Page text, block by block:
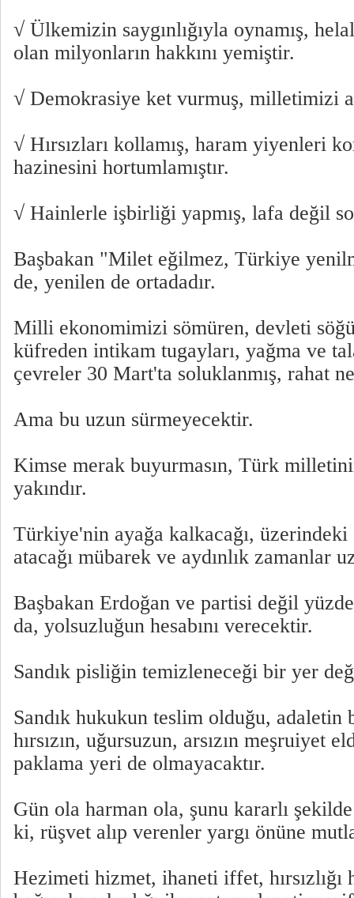
√ Ülkemizin saygınlığıyla oynamış,
olan milyonların hakkını yemiştir.
√ Demokrasiye ket vurmuş, milletimizi
√ Hırsızları kollamış, haram yiyenleri
hazinesini hortumlamıştır.
√ Hainlerle işbirliği yapmış, lafa değil
Başbakan "Milet eğilmez, Türkiye
de, yenilen de ortadadır.
Milli ekonomimizi sömüren, devleti
küfreden intikam tugayları, yağma ve
çevreler 30 Mart'ta soluklanmış, rahat
Ama bu uzun sürmeyecektir.
Kimse merak buyurmasın, Türk
yakındır.
Türkiye'nin ayağa kalkacağı, üzerindeki
atacağı mübarek ve aydınlık zamanlar
Başbakan Erdoğan ve partisi değil
da, yolsuzluğun hesabını verecektir.
Sandık pisliğin temizleneceği bir yer
Sandık hukukun teslim olduğu, adaletin
hırsızın, uğursuzun, arsızın meşruiyet
paklama yeri de olmayacaktır.
Gün ola harman ola, şunu kararlı
ki, rüşvet alıp verenler yargı önüne
Hezimeti hizmet, ihaneti iffet, hırsızlığı